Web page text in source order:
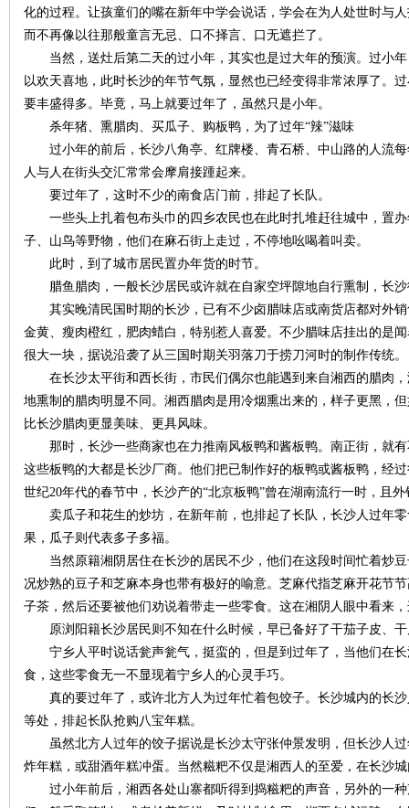
化的过程。让孩童们的嘴在新年中学会说话，学会在为人处世时与
而不再像以往那般童言无忌、口不择言、口无遮拦了。
当然，送灶后第二天的过小年，其实也是过大年的预演。过小年
以欢天喜地，此时长沙的年节气氛，显然也已经变得非常浓厚了。
要丰盛得多。毕竟，马上就要过年了，虽然只是小年。
杀年猪、熏腊肉、买瓜子、购板鸭，为了过年“辣”滋味
过小年的前后，长沙八角亭、红牌楼、青石桥、中山路的人流每
人与人在街头交汇常常会摩肩接踵起来。
要过年了，这时不少的南食店门前，排起了长队。
一些头上扎着包布头巾的四乡农民也在此时扎堆赶往城中，置办
子、山鸟等野物，他们在麻石街上走过，不停地吆喝着叫卖。
此时，到了城市居民置办年货的时节。
腊鱼腊肉，一般长沙居民或许就在自家空坪隙地自行熏制，长
其实晚清民国时期的长沙，已有不少卤腊味店或南货店都对外销
金黄、瘦肉橙红，肥肉蜡白，特别惹人喜爱。不少腊味店挂出的是
很大一块，据说沿袭了从三国时期关羽落刀于捞刀河时的制作传统
在长沙太平街和西长街，市民们偶尔也能遇到来自湘西的腊肉，
地熏制的腊肉明显不同。湘西腊肉是用冷烟熏出来的，样子更黑，
比长沙腊肉更显美味、更具风味。
那时，长沙一些商家也在力推南风板鸭和酱板鸭。南正街，就有
这些板鸭的大都是长沙厂商。他们把已制作好的板鸭或酱板鸭，经
世纪20年代的春节中，长沙产的“北京板鸭”曾在湖南流行一时，且
卖瓜子和花生的炒坊，在新年前，也排起了长队，长沙人过年零
果，瓜子则代表多子多福。
当然原籍湘阴居住在长沙的居民不少，他们在这段时间忙着炒豆
况炒熟的豆子和芝麻本身也带有极好的喻意。芝麻代指芝麻开花节
子茶，然后还要被他们劝说着带走一些零食。这在湘阴人眼中看来
原浏阳籍长沙居民则不知在什么时候，早已备好了干茄子皮、
宁乡人平时说话瓮声瓮气，挺蛮的，但是到过年了，当他们在长
食，这些零食无一不显现着宁乡人的心灵手巧。
真的要过年了，或许北方人为过年忙着包饺子。长沙城内的长沙
等处，排起长队抢购八宝年糕。
虽然北方人过年的饺子据说是长沙太守张仲景发明，但长沙人过
炸年糕，或甜酒年糕冲蛋。当然糍粑不仅是湘西人的至爱，在长沙
过小年前后，湘西各处山寨都听得到捣糍粑的声音，另外的一种